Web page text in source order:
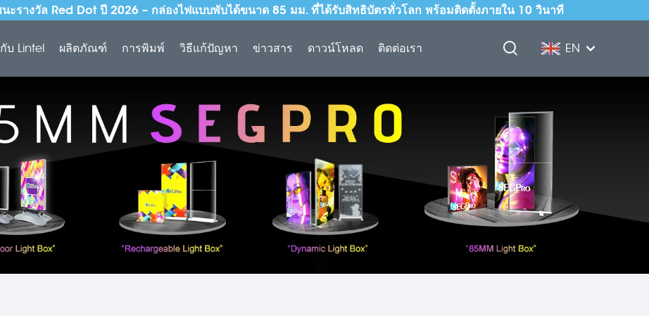
นะรางวัล Red Dot ปี 2026 – กล่องไฟแบบพับได้ขนาด 85 มม. ที่ได้รับสิทธิบัตรทั่วโลก พร้อมติดตั้งภายใน 10 วินาที
บ Lintel ผลิตภัณฑ์ การพิมพ์ วิธีแก้ปัญหา ข่าวสาร ดาวน์โหลด ติดต่อเรา EN